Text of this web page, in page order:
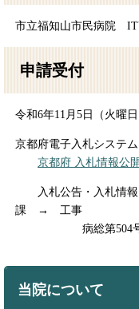
市立福知山市民病院
申請受付
令和6年11月5日（火曜
京都府電子入札システ
京都府 入札情報公
入札公告・入札情
課 → 工事
病総第504号 市
当院について